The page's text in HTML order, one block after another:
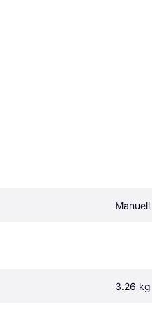
Manuell
3.26 kg